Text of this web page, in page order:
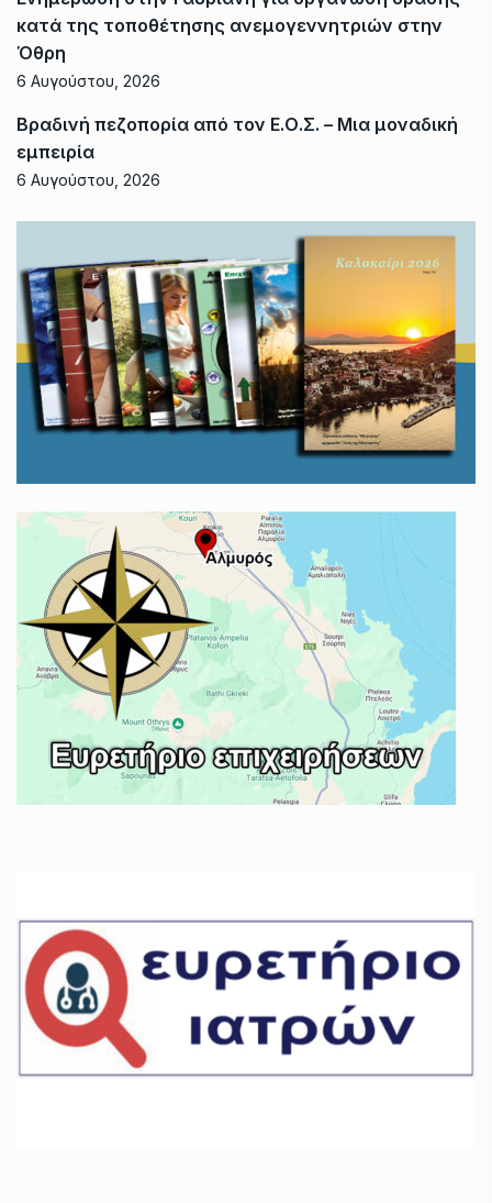
κατά της τοποθέτησης ανεμογεννητριών στην
Όθρη
6 Αυγούστου, 2026
Βραδινή πεζοπορία από τον Ε.Ο.Σ. – Μια μοναδική
εμπειρία
6 Αυγούστου, 2026